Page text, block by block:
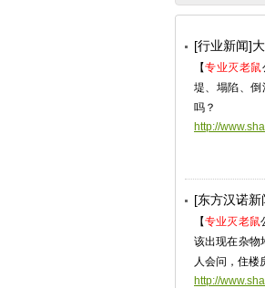
[行业新闻]
【专业灭老鼠
堤、塌陷、
吗？
http://
[东方汉诺新
【专业灭老鼠
该出现在杂物
人会问，住楼
http://